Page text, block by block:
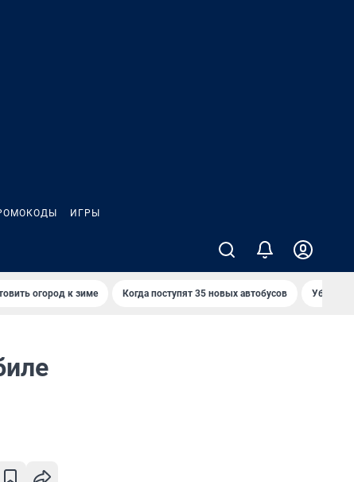
ИГРЫ
огород к зиме Когда поступят 35 новых автобусов Убийца